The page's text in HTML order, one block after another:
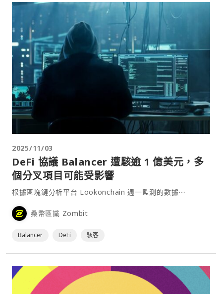
2025/11/03
DeFi 協議 Balancer 遭駭逾 1 億美元，多
個分叉項目可能受影響
根據區塊鏈分析平台 Lookonchain 週一監測的數據⋯
桑幣區識 Zombit
Balancer DeFi 駭客